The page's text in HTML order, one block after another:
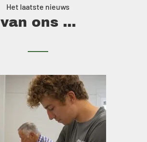
Het laatste nieuws
van ons ...